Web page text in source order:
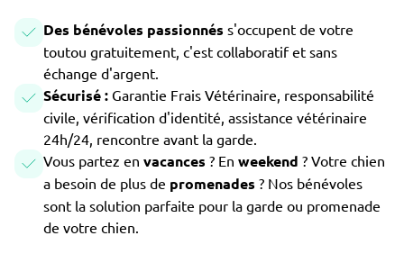
Des bénévoles passionnés s'occupent de votre
toutou gratuitement, c'est collaboratif et sans
échange d'argent.
Sécurisé : Garantie Frais Vétérinaire, responsabilité
civile, vérification d'identité, assistance vétérinaire
24h/24, rencontre avant la garde.
Vous partez en vacances ? En weekend ? Votre chien
a besoin de plus de promenades ? Nos bénévoles
sont la solution parfaite pour la garde ou promenade
de votre chien.